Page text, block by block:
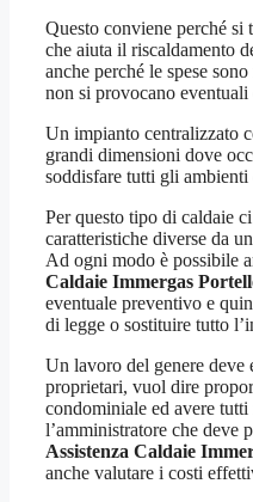
Questo conviene perché si
che aiuta il riscaldamento
anche perché le spese
non si provocano
Un impianto centralizzato
grandi dimensioni dove
soddisfare tutti gli ambienti
Per questo tipo di caldaie
caratteristiche diverse da
Ad ogni modo è possibile
Caldaie Immergas
eventuale preventivo e
di legge o sostituire tutto
Un lavoro del genere deve
proprietari, vuol dire
condominiale ed avere
l’amministratore che deve
Assistenza Caldaie
anche valutare i costi